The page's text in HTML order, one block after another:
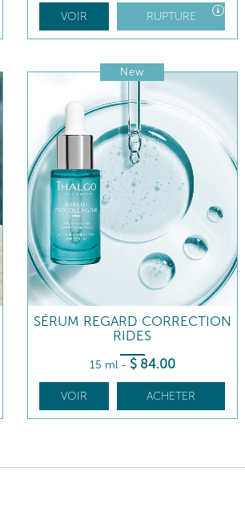
VOIR RUPTURE
New
SÉRUM REGARD CORRECTION
RIDES
15 ml - $ 84.00
VOIR ACHETER